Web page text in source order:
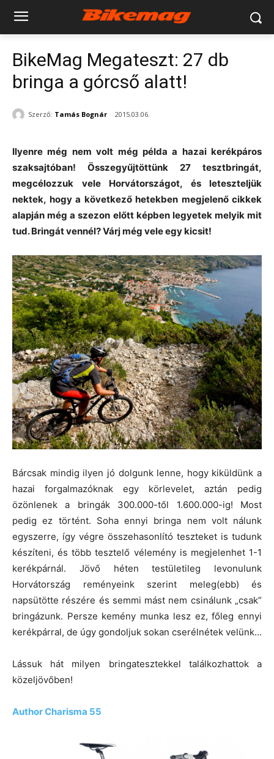
BikeMag Megateszt: 27 db
bringa a górcső alatt!
Szerző: Tamás Bognár 2015.03.06.
Ilyenre még nem volt még példa a hazai kerékpáros
szaksajtóban! Összegyűjtöttünk 27 tesztbringát,
megcélozzuk vele Horvátországot, és leteszteljük
nektek, hogy a következő hetekben megjelenő cikkek
alapján még a szezon előtt képben legyetek melyik mit
tud. Bringát vennél? Várj még vele egy kicsit!
Bárcsak mindig ilyen jó dolgunk lenne, hogy kiküldünk a
hazai forgalmazóknak egy körlevelet, aztán pedig
özönlenek a bringák 300.000-től 1.600.000-ig! Most
pedig ez történt. Soha ennyi bringa nem volt nálunk
egyszerre, így végre összehasonlító teszteket is tudunk
készíteni, és több tesztelő vélemény is megjelenhet 1-1
kerékpárnál. Jövő héten testületileg levonulunk
Horvátország reményeink szerint meleg(ebb) és
napsütötte részére és semmi mást nem csinálunk „csak”
bringázunk. Persze kemény munka lesz ez, főleg ennyi
kerékpárral, de úgy gondoljuk sokan cserélnétek velünk…
Lássuk hát milyen bringatesztekkel találkozhattok a
közeljövőben!
Author Charisma 55